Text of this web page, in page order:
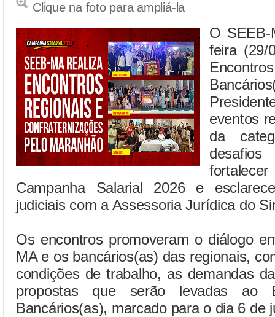
Clique na foto para ampliá-la
O SEEB-
feira (29/
eventos
da
Campanha Salarial 2026 e
judiciais com a Assessoria Jurídica do
Os encontros promoveram o diálogo
MA e os bancários(as) das regionais,
condições de trabalho, as demandas
propostas que serão levadas ao
Bancários(as), marcado para o dia 6 de